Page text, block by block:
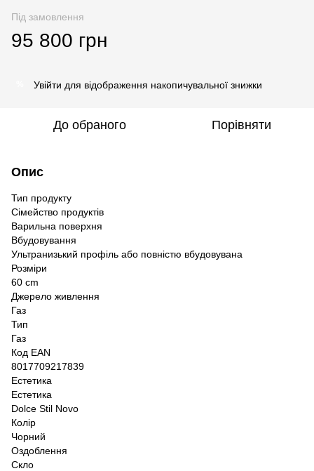
Під замовлення
95 800 грн
Увійти для відображення накопичувальної знижки
До обраного Порівняти
Опис
Тип продукту
Сімейство продуктів
Варильна поверхня
Вбудовування
Ультранизький профіль або повністю вбудовувана
Розміри
60 cm
Джерело живлення
Газ
Тип
Газ
Код EAN
8017709217839
Естетика
Естетика
Dolce Stil Novo
Колір
Чорний
Оздоблення
Скло